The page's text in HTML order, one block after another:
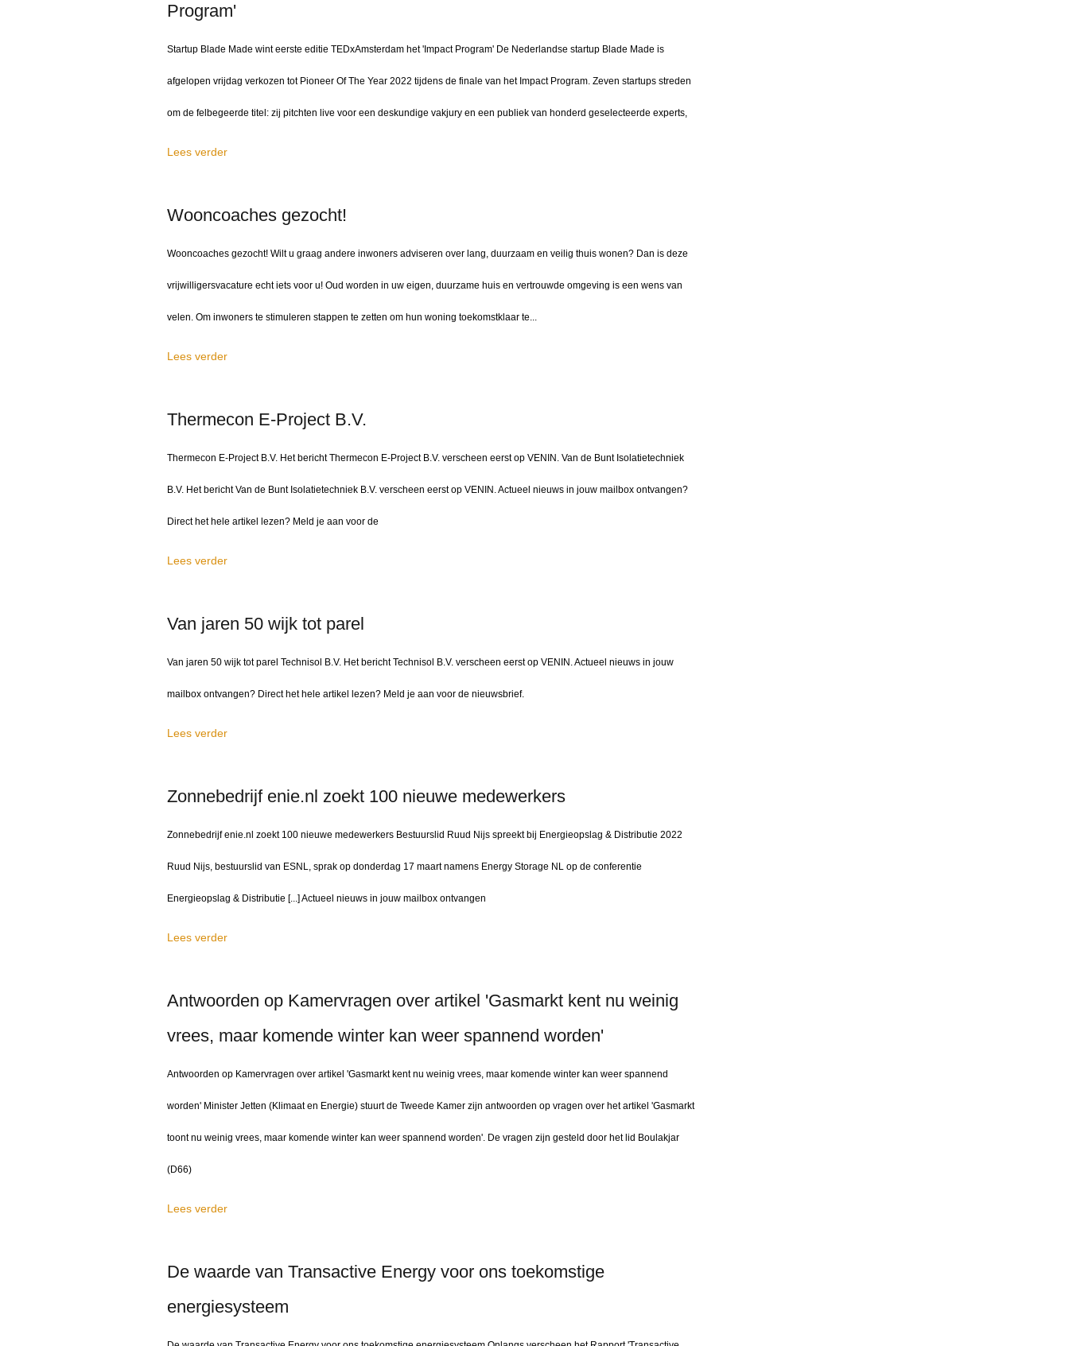
Program'
Startup Blade Made wint eerste editie TEDxAmsterdam het 'Impact Program' De Nederlandse startup Blade Made is
afgelopen vrijdag verkozen tot Pioneer Of The Year 2022 tijdens de finale van het Impact Program. Zeven startups streden
om de felbegeerde titel: zij pitchten live voor een deskundige vakjury en een publiek van honderd geselecteerde experts,
Lees verder
Wooncoaches gezocht!
Wooncoaches gezocht! Wilt u graag andere inwoners adviseren over lang, duurzaam en veilig thuis wonen? Dan is deze
vrijwilligersvacature echt iets voor u! Oud worden in uw eigen, duurzame huis en vertrouwde omgeving is een wens van
velen. Om inwoners te stimuleren stappen te zetten om hun woning toekomstklaar te...
Lees verder
Thermecon E-Project B.V.
Thermecon E-Project B.V. Het bericht Thermecon E-Project B.V. verscheen eerst op VENIN. Van de Bunt Isolatietechniek
B.V. Het bericht Van de Bunt Isolatietechniek B.V. verscheen eerst op VENIN. Actueel nieuws in jouw mailbox ontvangen?
Direct het hele artikel lezen? Meld je aan voor de
Lees verder
Van jaren 50 wijk tot parel
Van jaren 50 wijk tot parel Technisol B.V. Het bericht Technisol B.V. verscheen eerst op VENIN. Actueel nieuws in jouw
mailbox ontvangen? Direct het hele artikel lezen? Meld je aan voor de nieuwsbrief.
Lees verder
Zonnebedrijf enie.nl zoekt 100 nieuwe medewerkers
Zonnebedrijf enie.nl zoekt 100 nieuwe medewerkers Bestuurslid Ruud Nijs spreekt bij Energieopslag & Distributie 2022
Ruud Nijs, bestuurslid van ESNL, sprak op donderdag 17 maart namens Energy Storage NL op de conferentie
Energieopslag & Distributie [...] Actueel nieuws in jouw mailbox ontvangen
Lees verder
Antwoorden op Kamervragen over artikel 'Gasmarkt kent nu weinig
vrees, maar komende winter kan weer spannend worden'
Antwoorden op Kamervragen over artikel 'Gasmarkt kent nu weinig vrees, maar komende winter kan weer spannend
worden' Minister Jetten (Klimaat en Energie) stuurt de Tweede Kamer zijn antwoorden op vragen over het artikel 'Gasmarkt
toont nu weinig vrees, maar komende winter kan weer spannend worden'. De vragen zijn gesteld door het lid Boulakjar
(D66)
Lees verder
De waarde van Transactive Energy voor ons toekomstige
energiesysteem